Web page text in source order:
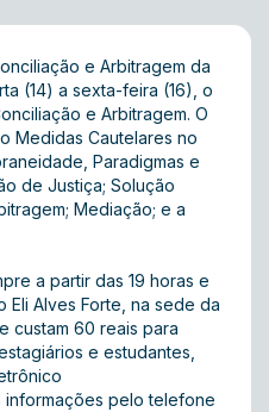
e Arbitragem da
(14) a sexta-feira (16), o
e Arbitragem. O
Medidas Cautelares no
Paradigmas e
de Justiça; Solução
Mediação; e a
a partir das 19 horas e
Eli Alves Forte, na sede da
custam 60 reais para
e estudantes,
informações pelo telefone